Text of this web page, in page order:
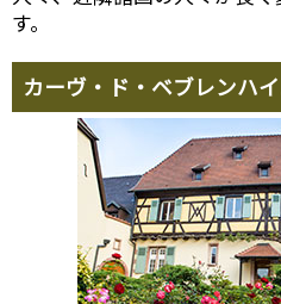
す。
カーヴ・ド・ベブレンハ